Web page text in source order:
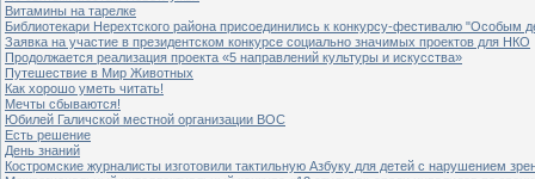
Витамины на тарелке
Библиотекари Нерехтского района присоединились к конкурсу-фестивалю "Особым
Заявка на участие в президентском конкурсе социально значимых проектов для НКО
Продолжается реализация проекта «5 направлений культуры и искусства»
Путешествие в Мир Животных
Как хорошо уметь читать!
Мечты сбываются!
Юбилей Галичской местной организации ВОС
Есть решение
День знаний
Костромские журналисты изготовили тактильную Азбуку для детей с нарушением